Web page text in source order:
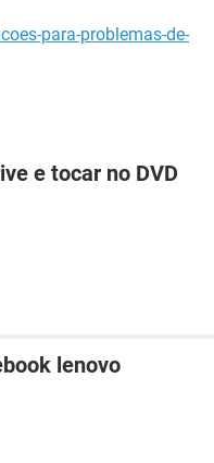
para-problemas-de-
e tocar no DVD
lenovo